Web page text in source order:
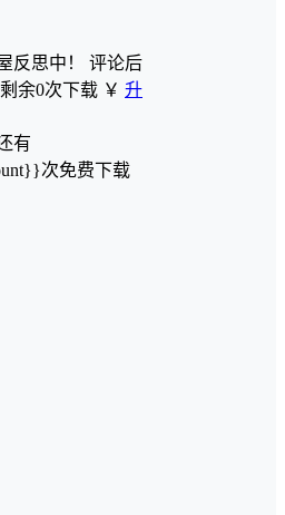
反思中！ 评论后
余0次下载 ￥ 升
有
次免费下载